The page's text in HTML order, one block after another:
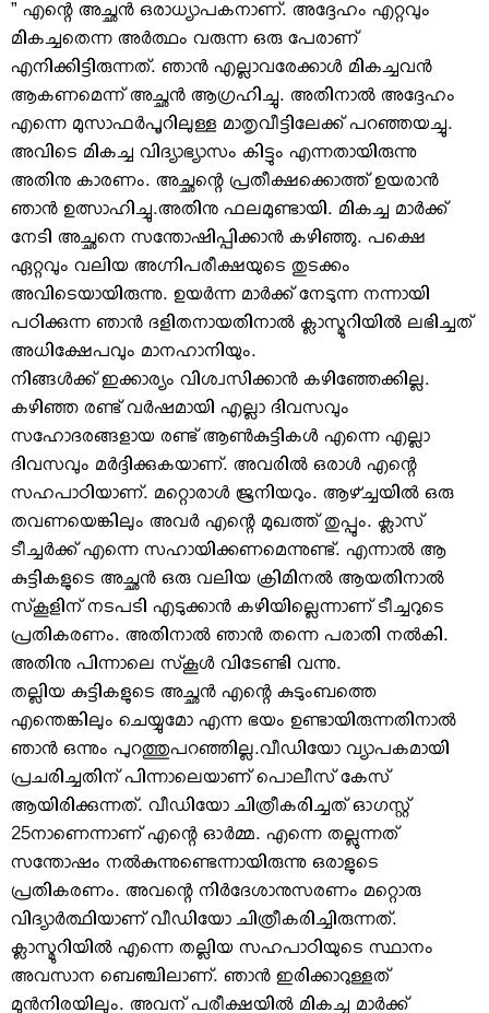
” എന്റെ അച്ഛന്‍ ഒരാധ്യാപകനാണ്. അദ്ദേഹം എറ്റവും
മികച്ചതെന്ന അര്‍ത്ഥം വരുന്ന ഒരു പേരാണ്
എനിക്കിട്ടിരുന്നത്. ഞാന്‍ എല്ലാവരേക്കാള്‍ മികച്ചവന്‍
ആകണമെന്ന് അച്ഛന്‍ ആഗ്രഹിച്ചു. അതിനാല്‍ അദ്ദേഹം
എന്നെ മുസാഫര്‍പൂറിലുള്ള മാതൃവീട്ടിലേക്ക് പറഞ്ഞയച്ചു.
അവിടെ മികച്ച വിദ്യാഭ്യാസം കിട്ടും എന്നതായിരുന്നു
അതിനു കാരണം. അച്ഛന്റെ പ്രതീക്ഷക്കൊത്ത് ഉയരാന്‍
ഞാന്‍ ഉത്സാഹിച്ചു.അതിനു ഫലമുണ്ടായി. മികച്ച മാര്‍ക്ക്
നേടി അച്ഛനെ സന്തോഷിപ്പിക്കാന്‍ കഴിഞ്ഞു. പക്ഷെ
ഏറ്റവും വലിയ അഗ്നിപരീക്ഷയുടെ തുടക്കം
അവിടെയായിരുന്നു. ഉയര്‍ന്ന മാര്‍ക്ക് നേടുന്ന നന്നായി
പഠിക്കുന്ന ഞാന്‍ ദളിതനായതിനാല്‍ ക്ലാസ്മുറിയില്‍ ലഭിച്ചത്
അധിക്ഷേപവും മാനഹാനിയും.
നിങ്ങള്‍ക്ക് ഇക്കാര്യം വിശ്വസിക്കാന്‍ കഴിഞ്ഞേക്കില്ല.
കഴിഞ്ഞ രണ്ട് വര്‍ഷമായി എല്ലാ ദിവസവും
സഹോദരങ്ങളായ രണ്ട് ആണ്‍കുട്ടികള്‍ എന്നെ എല്ലാ
ദിവസവും മര്‍ദ്ദിക്കുകയാണ്. അവരില്‍ ഒരാള്‍ എന്റെ
സഹപാഠിയാണ്. മറ്റൊരാള്‍ ജൂനിയറും. ആഴ്ച്ചയില്‍ ഒരു
തവണയെങ്കിലും അവര്‍ എന്റെ മുഖത്ത് തുപ്പും. ക്ലാസ്
ടീച്ചര്‍ക്ക് എന്നെ സഹായിക്കണമെന്നുണ്ട്. എന്നാല്‍ ആ
കുട്ടികളുടെ അച്ഛന്‍ ഒരു വലിയ ക്രിമിനല്‍ ആയതിനാല്‍
സ്‌കൂളിന് നടപടി എടുക്കാന്‍ കഴിയില്ലെന്നാണ് ടീച്ചറുടെ
പ്രതികരണം. അതിനാല്‍ ഞാന്‍ തന്നെ പരാതി നല്‍കി.
അതിനു പിന്നാലെ സ്‌കൂള്‍ വിടേണ്ടി വന്നു.
തല്ലിയ കുട്ടികളുടെ അച്ഛന്‍ എന്റെ കുടുംബത്തെ
എന്തെങ്കിലും ചെയ്യുമോ എന്ന ഭയം ഉണ്ടായിരുന്നതിനാല്‍
ഞാന്‍ ഒന്നും പുറത്തുപറഞ്ഞില്ല.വീഡിയോ വ്യാപകമായി
പ്രചരിച്ചതിന് പിന്നാലെയാണ് പൊലീസ് കേസ്
ആയിരിക്കുന്നത്. വീഡിയോ ചിത്രീകരിച്ചത് ഓഗസ്റ്റ്
25നാണെന്നാണ് എന്റെ ഓര്‍മ്മ. എന്നെ തല്ലുന്നത്
സന്തോഷം നല്‍കുന്നുണ്ടെന്നായിരുന്നു ഒരാളുടെ
പ്രതികരണം. അവന്റെ നിര്‍ദേശാനുസരണം മറ്റൊരു
വിദ്യാര്‍ത്ഥിയാണ് വീഡിയോ ചിത്രീകരിച്ചിരുന്നത്.
ക്ലാസ്മുറിയില്‍ എന്നെ തല്ലിയ സഹപാഠിയുടെ സ്ഥാനം
അവസാന ബെഞ്ചിലാണ്. ഞാന്‍ ഇരിക്കാറുള്ളത്